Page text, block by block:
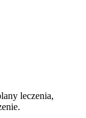
leczenia,